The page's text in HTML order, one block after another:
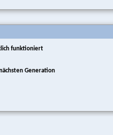
funktioniert
Generation